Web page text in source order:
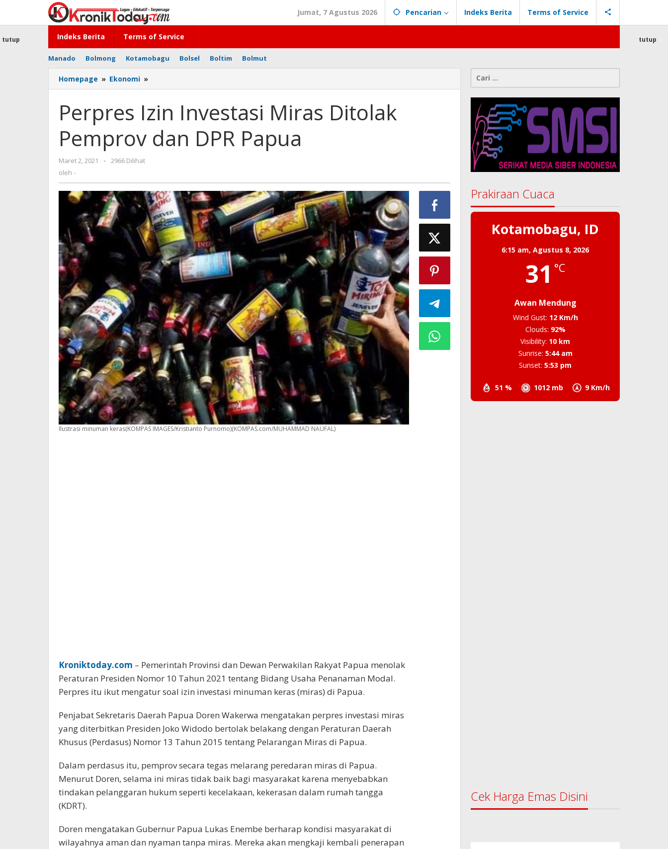
konten
Jumat, 7 Agustus 2026 Pencarian Indeks Berita Terms of Service
Indeks Berita Terms of Service
Manado Bolmong Kotamobagu Bolsel Boltim Bolmut
tutup tutup
Homepage » Ekonomi »
Izin
Miras
Ditolak
Pemprov
dan
Perpres Izin Investasi Miras Ditolak
Pemprov dan DPR Papua
Maret 2, 2021
oleh
-
2966 Dilihat
oleh -
Ilustrasi minuman keras(KOMPAS IMAGES/Kristianto Purnomo)(KOMPAS.com/MUHAMMAD NAUFAL)
Kroniktoday.com – Pemerintah Provinsi dan Dewan Perwakilan Rakyat Papua menolak
Peraturan Presiden Nomor 10 Tahun 2021 tentang Bidang Usaha Penanaman Modal.
Perpres itu ikut mengatur soal izin investasi minuman keras (miras) di Papua.
Penjabat Sekretaris Daerah Papua Doren Wakerwa mengatakan perpres investasi miras
yang diterbitkan Presiden Joko Widodo bertolak belakang dengan Peraturan Daerah
Khusus (Perdasus) Nomor 13 Tahun 2015 tentang Pelarangan Miras di Papua.
Dalam perdasus itu, pemprov secara tegas melarang peredaran miras di Papua.
Menurut Doren, selama ini miras tidak baik bagi masyarakat karena menyebabkan
tindakan pelanggaran hukum seperti kecelakaan, kekerasan dalam rumah tangga
(KDRT).
Doren mengatakan Gubernur Papua Lukas Enembe berharap kondisi masyarakat di
wilayahnya aman dan nyaman tanpa miras. Mereka akan mengkaji kembali penerapan
Cari
untuk:
Prakiraan Cuaca
Kotamobagu, ID
6:15 am,Agustus 8, 2026
31 °C
Awan Mendung
51 % 1012 mb 9 Km/h
Wind Gust: 12 Km/h
Clouds: 92%
Visibility: 10 km
Sunrise: 5:44 am
Sunset: 5:53 pm
Cek Harga Emas Disini